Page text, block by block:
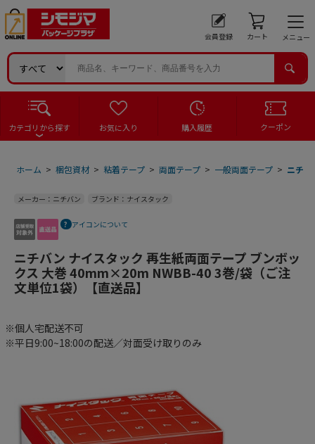
会員登録 カート メニュー
カテゴリから探す お気に入り 購入履歴 クーポン
ホーム > 梱包資材 > 粘着テープ > 両面テープ > 一般両面テープ > ニチ
メーカー：ニチバン ブランド：ナイスタック
アイコンについて
ニチバン ナイスタック 再生紙両面テープ ブンボッ
クス 大巻 40mm×20m NWBB-40 3巻/袋（ご注
文単位1袋）【直送品】
※個人宅配送不可
※平日9:00~18:00の配送／対面受け取りのみ